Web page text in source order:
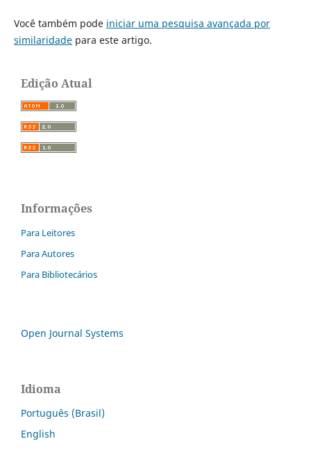
Você também pode iniciar uma pesquisa avançada por
similaridadepara este artigo.
Edição Atual
Informações
Para Leitores
Para Autores
Para Bibliotecários
Open Journal Systems
Idioma
Português (Brasil)
English